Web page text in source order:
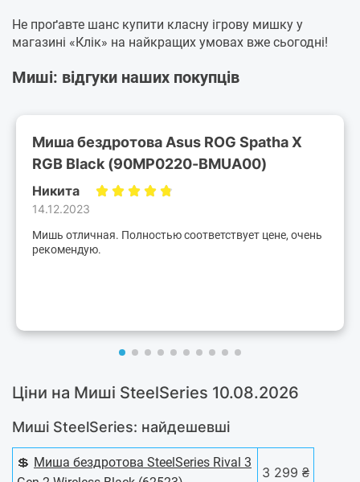
Не проґавте шанс купити класну ігрову мишку у
магазині «Клік» на найкращих умовах вже сьогодні!
Миші: відгуки наших покупців
Миша бездротова Asus ROG Spatha X
RGB Black (90MP0220-BMUA00)
Никита
14.12.2023
Мишь отличная. Полностью соответствует цене, очень
рекомендую.
Ціни на Миші SteelSeries 10.08.2026
Миші SteelSeries: найдешевші
💲 Миша бездротова SteelSeries Rival 3
3 299 ₴